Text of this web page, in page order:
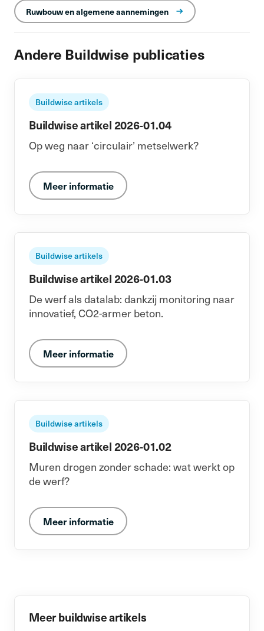
Ruwbouw en algemene aannemingen
Andere Buildwise publicaties
Buildwise artikels
Buildwise artikel 2026-01.04
Op weg naar ‘circulair’ metselwerk?
Meer informatie
Buildwise artikels
Buildwise artikel 2026-01.03
De werf als datalab: dankzij monitoring naar
innovatief, CO2-armer beton.
Meer informatie
Buildwise artikels
Buildwise artikel 2026-01.02
Muren drogen zonder schade: wat werkt op
de werf?
Meer informatie
Meer buildwise artikels